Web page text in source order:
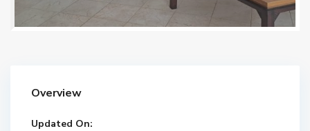
Overview
Updated On: